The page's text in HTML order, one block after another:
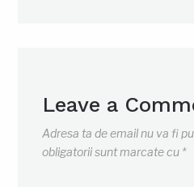
Leave a
Adresa ta de email nu va fi
obligatorii sunt marcate cu *